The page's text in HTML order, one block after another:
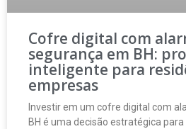
Cofre digital com
segurança em BH:
inteligente para
empresas
Investir em um cofre digital com
BH é uma decisão estratégica